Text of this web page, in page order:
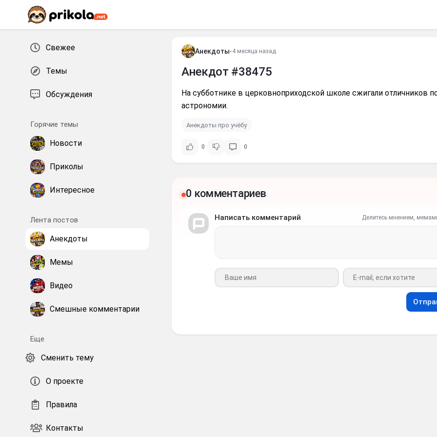
Перейти к контенту
Свежее
Темы
Обсуждения
Горячие темы
Новости
Приколы
Интересное
Лента постов
Анекдоты
Мемы
Видео
Смешные комментарии
Еще
Сменить тему
О проекте
Правила
Контакты
Анекдоты•4 месяца назад
Анекдот #38475
На субботнике в церковноприходской школе сжигали отличников
астрономии.
Анекдоты про учёбу
0 0
0 комментариев
Написать комментарий Делитесь мнением,
Ваше имя Ваш e-mail